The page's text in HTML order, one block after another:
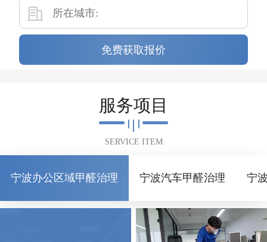
免费获取报价
服务项目
SERVICE ITEM
宁波办公区域甲醛治理 宁波汽车甲醛治理 宁